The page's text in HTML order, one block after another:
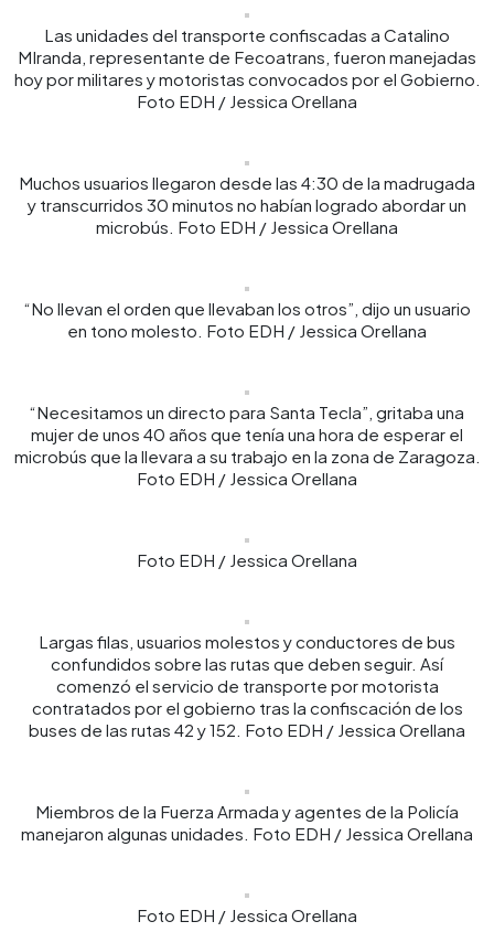
Las unidades del transporte confiscadas a Catalino
MIranda, representante de Fecoatrans, fueron manejadas
hoy por militares y motoristas convocados por el Gobierno.
Foto EDH / Jessica Orellana
Muchos usuarios llegaron desde las 4:30 de la madrugada
y transcurridos 30 minutos no habían logrado abordar un
microbús. Foto EDH / Jessica Orellana
“No llevan el orden que llevaban los otros”, dijo un usuario
en tono molesto. Foto EDH / Jessica Orellana
“Necesitamos un directo para Santa Tecla”, gritaba una
mujer de unos 40 años que tenía una hora de esperar el
microbús que la llevara a su trabajo en la zona de Zaragoza.
Foto EDH / Jessica Orellana
Foto EDH / Jessica Orellana
Largas filas, usuarios molestos y conductores de bus
confundidos sobre las rutas que deben seguir. Así
comenzó el servicio de transporte por motorista
contratados por el gobierno tras la confiscación de los
buses de las rutas 42 y 152. Foto EDH / Jessica Orellana
Miembros de la Fuerza Armada y agentes de la Policía
manejaron algunas unidades. Foto EDH / Jessica Orellana
Foto EDH / Jessica Orellana